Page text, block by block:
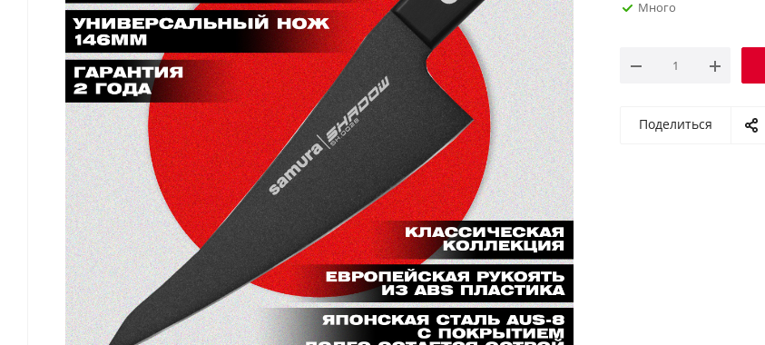
Много
Поделиться